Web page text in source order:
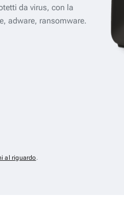
da virus, con la
adware, ransomware.
al riguardo.